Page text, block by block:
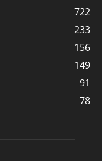
722
233
156
149
91
78